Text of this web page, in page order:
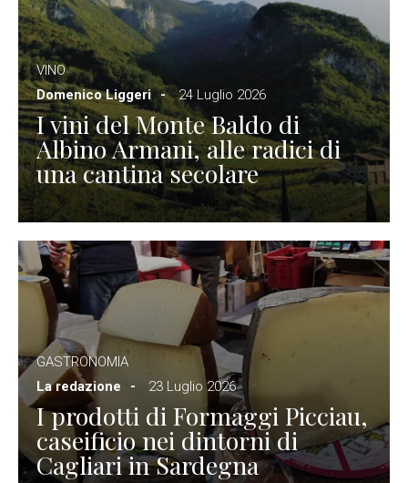
VINO
Domenico Liggeri
24 Luglio 2026
I vini del Monte Baldo di
Albino Armani, alle radici di
una cantina secolare
GASTRONOMIA
La redazione
23 Luglio 2026
I prodotti di Formaggi Picciau,
caseificio nei dintorni di
Cagliari in Sardegna